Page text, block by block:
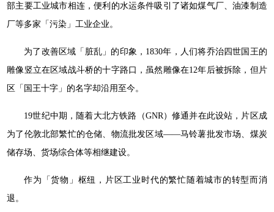
部主要工业城市相连，便利的水运条件吸引了诸如煤气厂、油漆制造
厂等多家「污染」工业企业。
为了改善区域「脏乱」的印象，1830年，人们将乔治四世国王的
雕像竖立在区域战斗桥的十字路口，虽然雕像在12年后被拆除，但片
区「国王十字」的名字却沿用至今。
19世纪中期，随着大北方铁路（GNR）修通并在此设站，片区成
为了伦敦北部繁忙的仓储、物流批发区域——马铃薯批发市场、煤炭
储存场、货场综合体等相继建设。
作为「货物」枢纽，片区工业时代的繁忙随着城市的转型而消
退。